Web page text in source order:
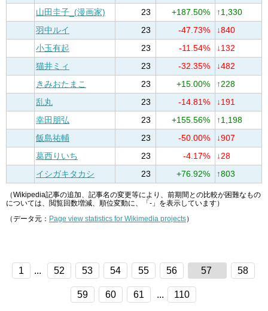
山田圭子_(漫画家)
23 +187.50%
↑1,330
羽中ルイ
23 -47.73%
↓840
小玉有起
23 -11.54%
↓132
猫井ミィ
23 -32.35%
↓482
きみおたまこ
23 +15.00%
↑228
乱丸
23 -14.81%
↓191
幸田朋弘
23 +155.56%
↑1,198
飯島祐輔
23 -50.00%
↓907
葛西りいち
23 -4.17%
↓28
イシガキタカシ
23 +76.92% ↑803
（Wikipedia記事の追加、記事名の変更等により、前期間との比較が困難なもの
については、閲覧回数増減、順位変動に、「-」を表示しています）
（データ元： Page view statistics for Wikimedia projects）
1 ... 52 53 54 55 56 57 58
59 60 61 ... 110